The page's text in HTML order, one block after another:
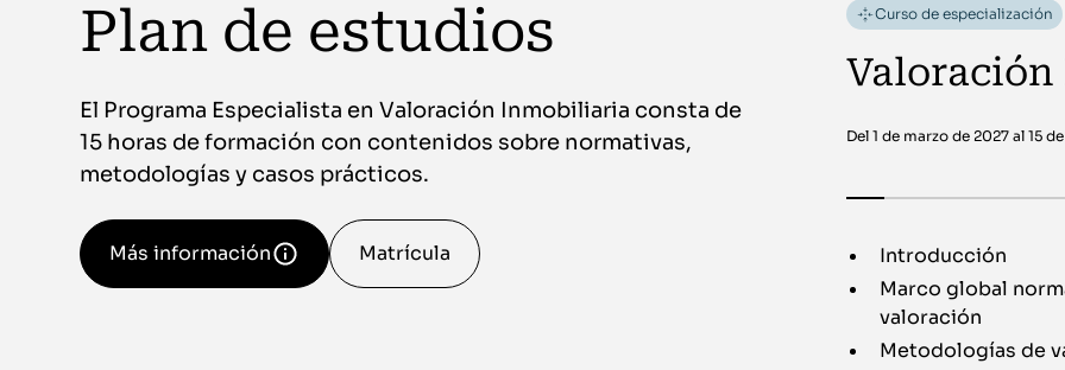
Plan de estudios
El Programa Especialista en Valoración Inmobiliaria consta de
15 horas de formación con contenidos sobre normativas,
metodologías y casos prácticos.
Más información Matrícula
Curso de especialización
Del 1 de marzo de 2027 al 15
Introducción
Marco global
valoración
Metodologías de